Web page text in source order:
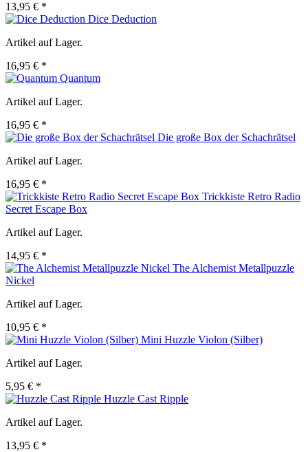
13,95 € *
Dice Deduction
Artikel auf Lager.
16,95 € *
Quantum
Artikel auf Lager.
16,95 € *
Die große Box der Schachrätsel
Artikel auf Lager.
16,95 € *
Trickkiste Retro Radio
Secret Escape Box
Artikel auf Lager.
14,95 € *
The Alchemist Metallpuzzle
Nickel
Artikel auf Lager.
10,95 € *
Mini Huzzle Violon (Silber)
Artikel auf Lager.
5,95 € *
Huzzle Cast Ripple
Artikel auf Lager.
13,95 € *